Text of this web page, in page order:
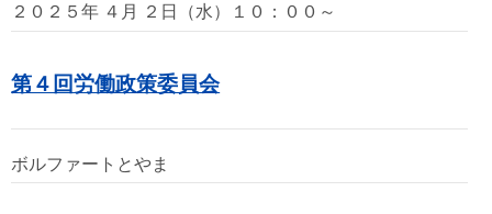
２０２５年 ４月 ２日（水）１０：００～
第４回労働政策委員会
ボルファートとやま